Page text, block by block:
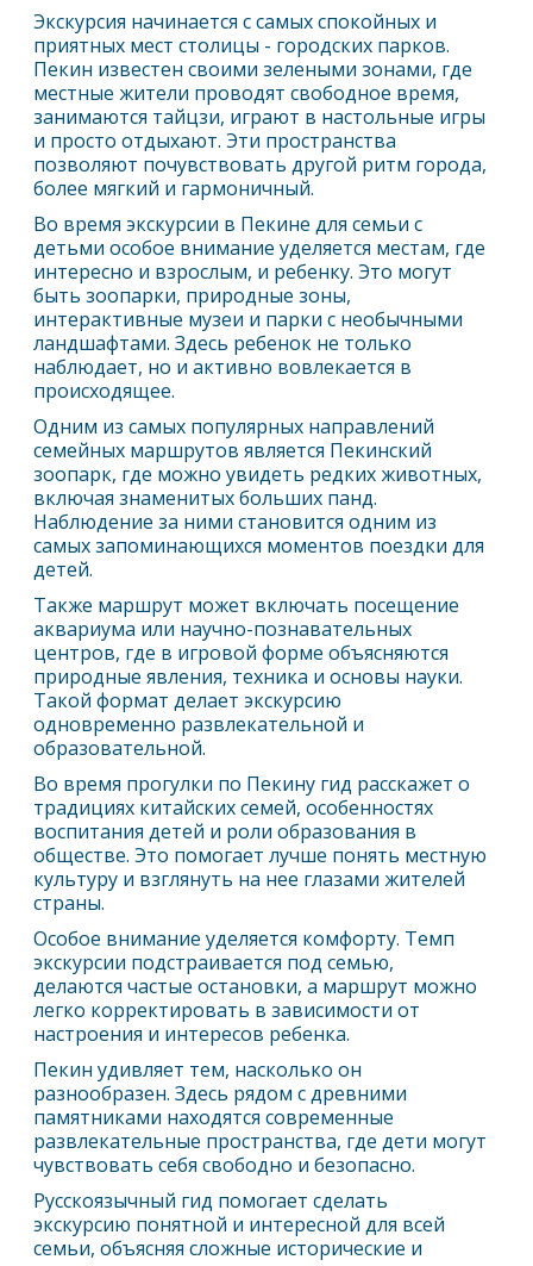
Экскурсия начинается с самых спокойных и
приятных мест столицы - городских парков.
Пекин известен своими зелеными зонами, где
местные жители проводят свободное время,
занимаются тайцзи, играют в настольные игры
и просто отдыхают. Эти пространства
позволяют почувствовать другой ритм города,
более мягкий и гармоничный.
Во время экскурсии в Пекине для семьи с
детьми особое внимание уделяется местам, где
интересно и взрослым, и ребенку. Это могут
быть зоопарки, природные зоны,
интерактивные музеи и парки с необычными
ландшафтами. Здесь ребенок не только
наблюдает, но и активно вовлекается в
происходящее.
Одним из самых популярных направлений
семейных маршрутов является Пекинский
зоопарк, где можно увидеть редких животных,
включая знаменитых больших панд.
Наблюдение за ними становится одним из
самых запоминающихся моментов поездки для
детей.
Также маршрут может включать посещение
аквариума или научно-познавательных
центров, где в игровой форме объясняются
природные явления, техника и основы науки.
Такой формат делает экскурсию
одновременно развлекательной и
образовательной.
Во время прогулки по Пекину гид расскажет о
традициях китайских семей, особенностях
воспитания детей и роли образования в
обществе. Это помогает лучше понять местную
культуру и взглянуть на нее глазами жителей
страны.
Особое внимание уделяется комфорту. Темп
экскурсии подстраивается под семью,
делаются частые остановки, а маршрут можно
легко корректировать в зависимости от
настроения и интересов ребенка.
Пекин удивляет тем, насколько он
разнообразен. Здесь рядом с древними
памятниками находятся современные
развлекательные пространства, где дети могут
чувствовать себя свободно и безопасно.
Русскоязычный гид помогает сделать
экскурсию понятной и интересной для всей
семьи, объясняя сложные исторические и